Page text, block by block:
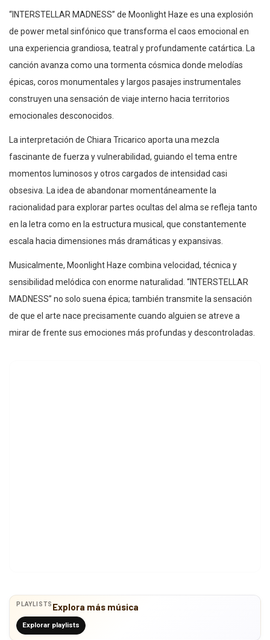
“INTERSTELLAR MADNESS” de Moonlight Haze es una explosión
de power metal sinfónico que transforma el caos emocional en
una experiencia grandiosa, teatral y profundamente catártica. La
canción avanza como una tormenta cósmica donde melodías
épicas, coros monumentales y largos pasajes instrumentales
construyen una sensación de viaje interno hacia territorios
emocionales desconocidos.
La interpretación de Chiara Tricarico aporta una mezcla
fascinante de fuerza y vulnerabilidad, guiando el tema entre
momentos luminosos y otros cargados de intensidad casi
obsesiva. La idea de abandonar momentáneamente la
racionalidad para explorar partes ocultas del alma se refleja tanto
en la letra como en la estructura musical, que constantemente
escala hacia dimensiones más dramáticas y expansivas.
Musicalmente, Moonlight Haze combina velocidad, técnica y
sensibilidad melódica con enorme naturalidad. “INTERSTELLAR
MADNESS” no solo suena épica; también transmite la sensación
de que el arte nace precisamente cuando alguien se atreve a
mirar de frente sus emociones más profundas y descontroladas.
PLAYLISTS Explora más música
Explorar playlists